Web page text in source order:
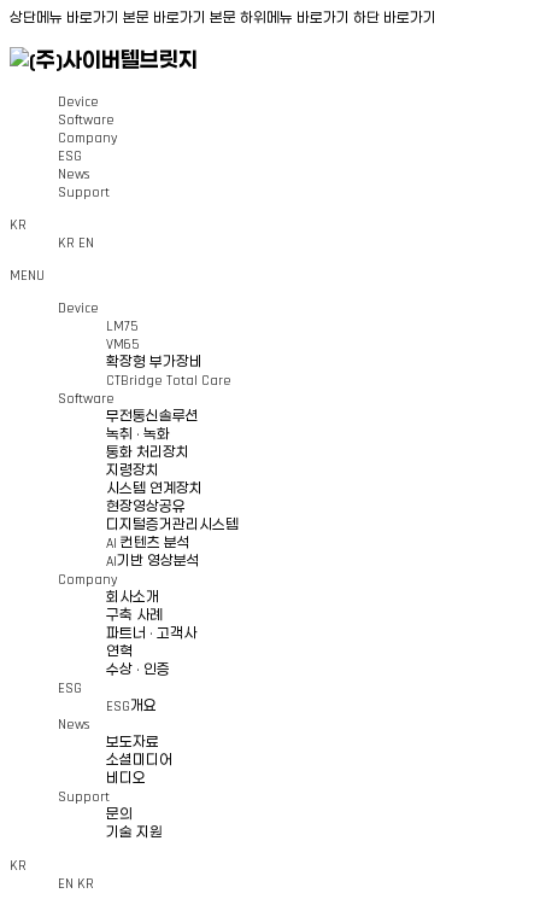
상단메뉴 바로가기 본문 바로가기 본문 하위메뉴 바로가기 하단 바로가기
Device
Software
Company
ESG
News
Support
KR
KR EN
MENU
Device
LM75
VM65
확장형 부가장비
CTBridge Total Care
Software
무전통신솔루션
녹취 · 녹화
통화 처리장치
지령장치
시스템 연계장치
현장영상공유
디지털증거관리시스템
AI 컨텐츠 분석
AI기반 영상분석
Company
회사소개
구축 사례
파트너 · 고객사
연혁
수상 · 인증
ESG
ESG개요
News
보도자료
소셜미디어
비디오
Support
문의
기술 지원
KR
EN KR